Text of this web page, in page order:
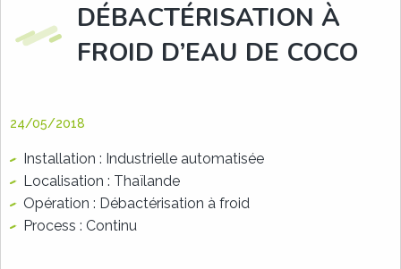
DÉBACTÉRISATION À
FROID D’EAU DE COCO
24/05/2018
Installation : Industrielle automatisée
Localisation : Thaïlande
Opération : Débactérisation à froid
Process : Continu